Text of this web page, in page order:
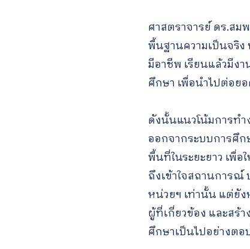
ศาสตราจารย์ ดร.สม
พื้นฐานความเป็นจริง
มีอาชีพ เรียนแล้วมีง
ศึกษา เพื่อนำไปต่อย
ดังนั้นแนวโน้มการท
ออกจากระบบการศึก
พื้นที่ในระยะยาว เพื่
ถึงเข้าใจสถานการ
หน่วยฯ เท่านั้น แต่ยัง
ผู้ที่เกี่ยวข้อง และสร้
ศึกษาเป็นไปอย่างตอ